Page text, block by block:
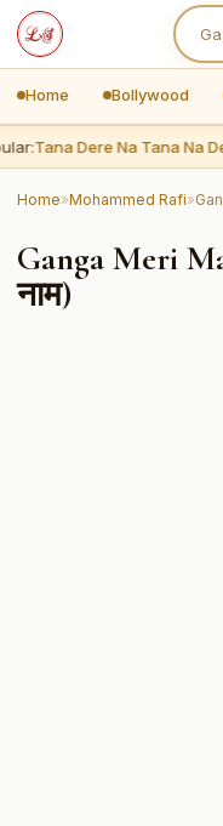
Home Bollywood
Tana Dere Na Tana Na De
Home»Mohammed Rafi»
Ganga Meri
नाम)